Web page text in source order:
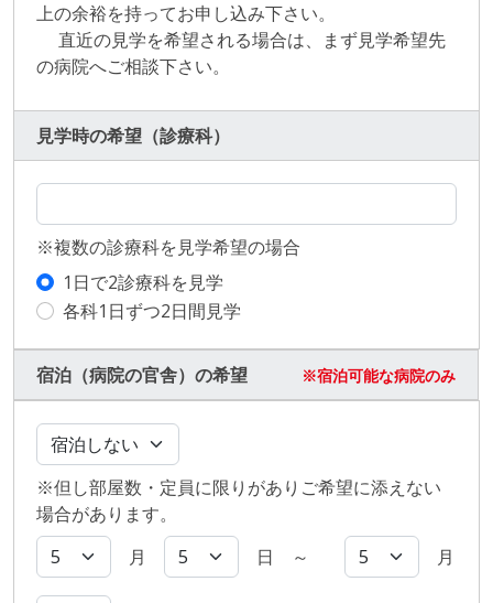
上の余裕を持ってお申し込み下さい。
直近の見学を希望される場合は、まず見学希望先
の病院へご相談下さい。
見学時の希望（診療科）
※複数の診療科を見学希望の場合
1日で2診療科を見学
各科1日ずつ2日間見学
宿泊（病院の官舎）の希望 ※宿泊可能な病院のみ
※但し部屋数・定員に限りがありご希望に添えない
場合があります。
月
日 ～ 月